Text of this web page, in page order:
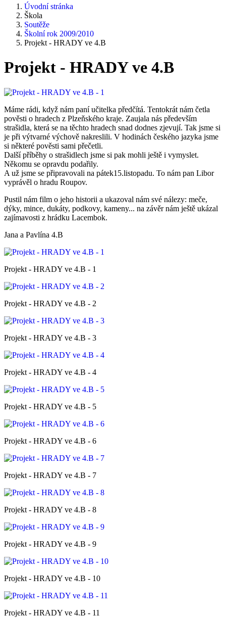
Úvodní stránka
Škola
Soutěže
Školní rok 2009/2010
Projekt - HRADY ve 4.B
Projekt - HRADY ve 4.B
Máme rádi, když nám paní učitelka předčítá. Tentokrát nám četla
pověsti o hradech z Plzeňského kraje. Zaujala nás především
strašidla, která se na těchto hradech snad dodnes zjevují. Tak jsme si
je při výtvarné výchově nakreslili. V hodinách českého jazyka jsme
si některé pověsti sami přečetli.
Další příběhy o strašidlech jsme si pak mohli ještě i vymyslet.
Někomu se opravdu podařily.
A už jsme se připravovali na pátek15.listopadu. To nám pan Libor
vyprávěl o hradu Roupov.
Pustil nám film o jeho historii a ukazoval nám své nálezy: meče,
dýky, mince, dukáty, podkovy, kameny... na závěr nám ještě ukázal
zajímavosti z hrádku Lacembok.
Jana a Pavlína 4.B
Projekt - HRADY ve 4.B - 1
Projekt - HRADY ve 4.B - 2
Projekt - HRADY ve 4.B - 3
Projekt - HRADY ve 4.B - 4
Projekt - HRADY ve 4.B - 5
Projekt - HRADY ve 4.B - 6
Projekt - HRADY ve 4.B - 7
Projekt - HRADY ve 4.B - 8
Projekt - HRADY ve 4.B - 9
Projekt - HRADY ve 4.B - 10
Projekt - HRADY ve 4.B - 11